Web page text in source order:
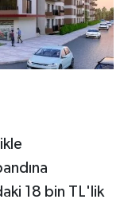
18 bin TL'lik